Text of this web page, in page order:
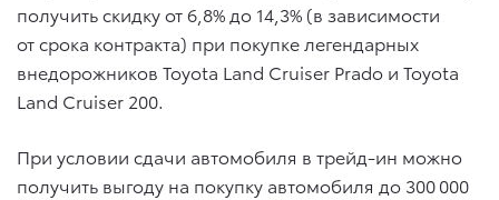
получить скидку от 6,8% до 14,3% (в зависимости
от срока контракта) при покупке легендарных
внедорожников Toyota Land Cruiser Prado и Toyota
Land Cruiser 200.
При условии сдачи автомобиля в трейд-ин можно
получить выгоду на покупку автомобиля до 300 000